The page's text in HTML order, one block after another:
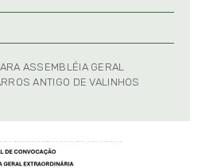
ASSEMBLÉIA GERAL
ANTIGO DE VALINHOS